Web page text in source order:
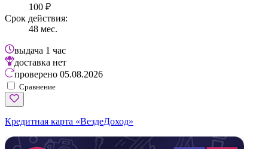
100 ₽
Срок действия:
48 мес.
выдача 1 час
доставка нет
проверено 05.08.2026
Сравнение
Кредитная карта «ВездеДоход»